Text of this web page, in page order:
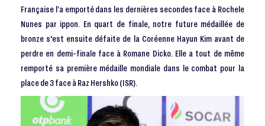
Française l’a emporté dans les dernières secondes face à Rochele
Nunes par ippon. En quart de finale, notre future médaillée de
bronze s'est ensuite défaite de la Coréenne Hayun Kim avant de
perdre en demi-finale face à Romane Dicko. Elle a tout de même
remporté sa première médaille mondiale dans le combat pour la
place de 3 face à Raz Hershko (ISR).